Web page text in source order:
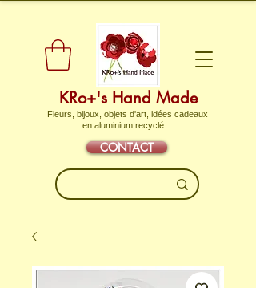
KRo+'s Hand Made
Fleurs, bijoux, objets d'art, idées cadeaux
en aluminium recyclé ...
CONTACT